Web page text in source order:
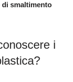
smaltimento
i